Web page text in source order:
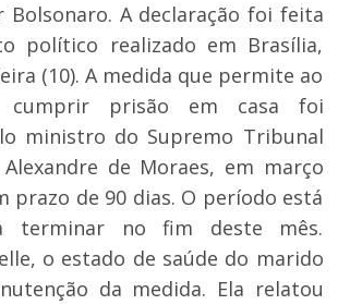
Bolsonaro. A declaração foi feita
político realizado em Brasília,
(10). A medida que permite ao
cumprir prisão em casa foi
ministro do Supremo Tribunal
Alexandre de Moraes, em março
prazo de 90 dias. O período está
terminar no fim deste mês.
o estado de saúde do marido
da medida. Ela relatou